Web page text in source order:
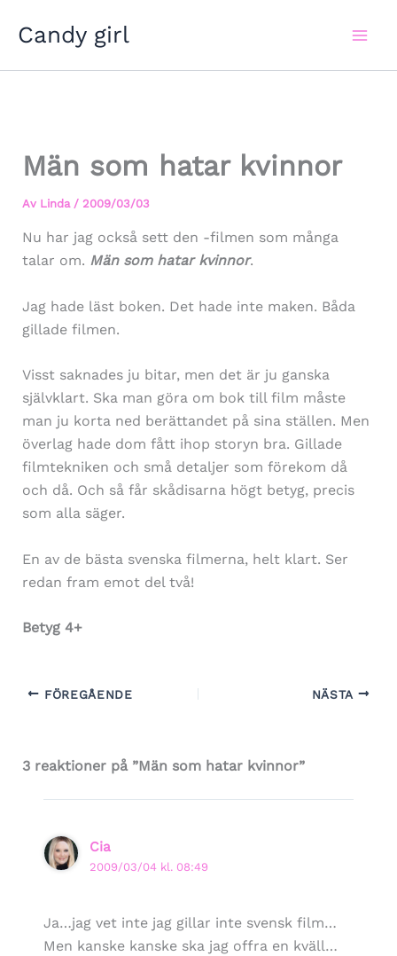
Candy girl
Män som hatar kvinnor
Av Linda / 2009/03/03
Nu har jag också sett den -filmen som många
talar om. Män som hatar kvinnor.
Jag hade läst boken. Det hade inte maken. Båda
gillade filmen.
Visst saknades ju bitar, men det är ju ganska
självklart. Ska man göra om bok till film måste
man ju korta ned berättandet på sina ställen. Men
överlag hade dom fått ihop storyn bra. Gillade
filmtekniken och små detaljer som förekom då
och då. Och så får skådisarna högt betyg, precis
som alla säger.
En av de bästa svenska filmerna, helt klart. Ser
redan fram emot del två!
Betyg 4+
FÖREGÅENDE NÄSTA
3 reaktioner på ”Män som hatar kvinnor”
Cia
2009/03/04 kl. 08:49
Ja…jag vet inte jag gillar inte svensk film…
Men kanske kanske ska jag offra en kväll…